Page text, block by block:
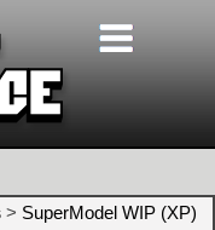
> SuperModel WIP (XP)